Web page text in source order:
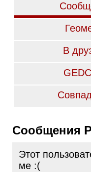
В
Сообщения
Этот
ме :(